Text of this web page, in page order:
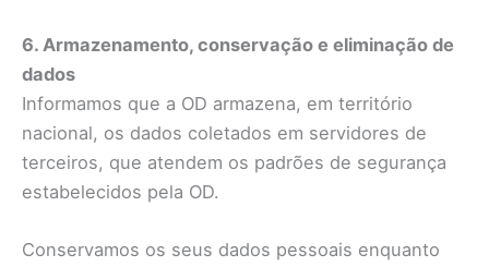
6. Armazenamento, conservação e eliminação de
dados
Informamos que a OD armazena, em território
nacional, os dados coletados em servidores de
terceiros, que atendem os padrões de segurança
estabelecidos pela OD.
Conservamos os seus dados pessoais enquanto